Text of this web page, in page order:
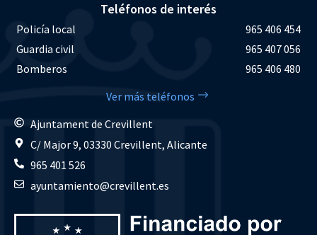
Teléfonos de interés
Policía local
965 406 454
Guardia civil
965 407 056
Bomberos
965 406 480
Ver más teléfonos
Ajuntament de Crevillent
C/ Major 9, 03330 Crevillent, Alicante
965 401 526
ayuntamiento@crevillent.es